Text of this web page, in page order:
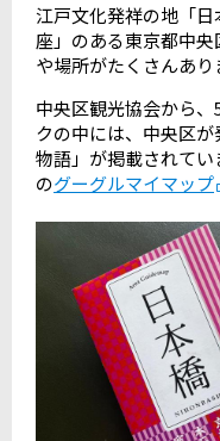
江戸文化発祥の地「
座」のある東京都中
や場所がたくさんあり
中央区観光協会から
クの中には、中央区
物語」が掲載されて
のグーグルマイマップ